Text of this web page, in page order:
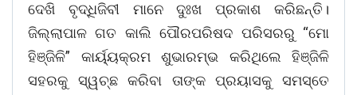
ଦେଖି ବୃଦ୍ଧିଜିବୀ ମାନେ ଦୁଃଖ ପ୍ରକାଶ କରିଛନ୍ତି।
ଜିଲ୍ଲାପାଳ ଗତ କାଲି ପୌରପରିଷଦ ପରିସରରୁ “ମୋ
ହିଞ୍ଜିଳି” କାର୍ୟ୍ୟକ୍ରମ ଶୁଭାରମ୍ଭ କରିଥିଲେ ହିଞ୍ଜିଳି
ସହରକୁ ସ୍ୱଚ୍ଛ କରିବା ତାଙ୍କ ପ୍ରୟାସକୁ ସମସ୍ତେ